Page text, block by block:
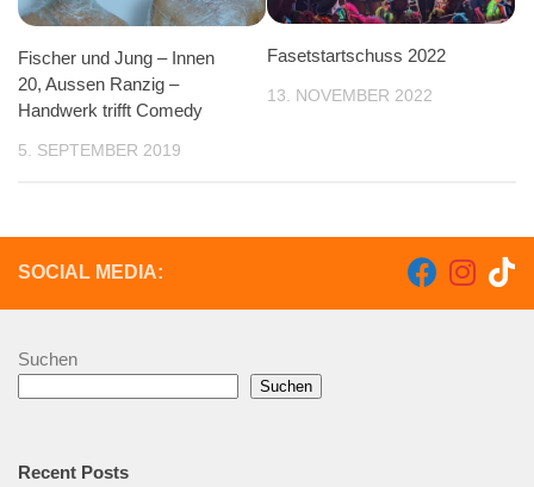
Fischer und Jung – Innen
20, Aussen Ranzig –
Handwerk trifft Comedy
5. SEPTEMBER 2019
Fasetstartschuss 2022
13. NOVEMBER 2022
SOCIAL MEDIA:
Suchen
Suchen
Recent Posts